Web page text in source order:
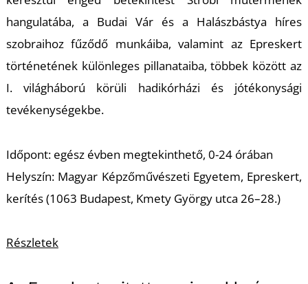
hangulatába, a Budai Vár és a Halászbástya híres
szobraihoz fűződő munkáiba, valamint az Epreskert
történetének különleges pillanataiba, többek között az
I. világháború körüli hadikórházi és jótékonysági
tevékenységekbe.
Időpont: egész évben megtekinthető, 0-24 órában
Helyszín: Magyar Képzőművészeti Egyetem, Epreskert,
kerítés (1063 Budapest, Kmety György utca 26–28.)
Részletek